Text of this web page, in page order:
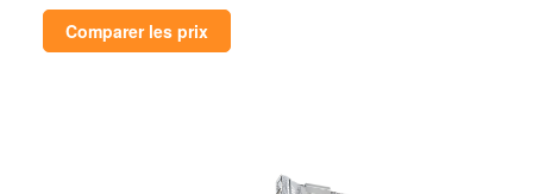
Comparer les prix